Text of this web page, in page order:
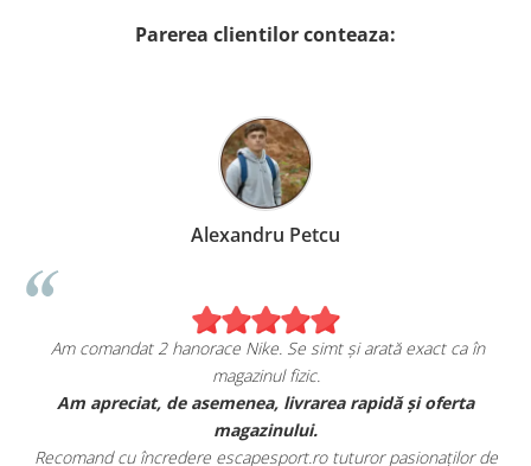
Parerea clientilor conteaza:
Alexandru Petcu
Am comandat 2 hanorace Nike. Se simt și arată exact ca în
magazinul fizic.
Am apreciat, de asemenea, livrarea rapidă și oferta
magazinului.
Recomand cu încredere escapesport.ro tuturor pasionaților de